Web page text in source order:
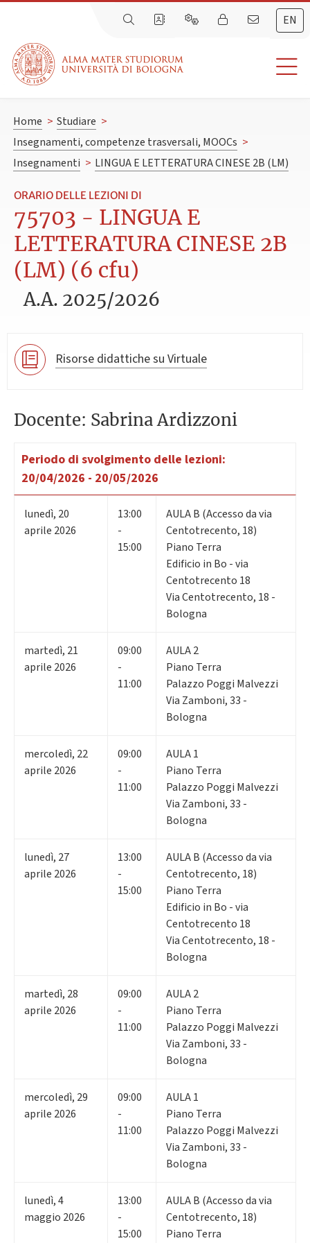
EN
Home > Studiare >
Insegnamenti, competenze trasversali, MOOCs >
Insegnamenti > LINGUA E LETTERATURA CINESE 2B (LM)
ORARIO DELLE LEZIONI DI
75703 - LINGUA E
LETTERATURA CINESE 2B
(LM) (6 cfu)
A.A. 2025/2026
Risorse didattiche su Virtuale
Docente: Sabrina Ardizzoni
Periodo di svolgimento delle lezioni:
20/04/2026 - 20/05/2026
lunedì, 20
aprile 2026
13:00
-
15:00
AULA B (Accesso da via
Centotrecento, 18)
Piano Terra
Edificio in Bo - via
Centotrecento 18
Via Centotrecento, 18 -
Bologna
martedì, 21
aprile 2026
09:00
-
11:00
AULA 2
Piano Terra
Palazzo Poggi Malvezzi
Via Zamboni, 33 -
Bologna
mercoledì, 22
aprile 2026
09:00
-
11:00
AULA 1
Piano Terra
Palazzo Poggi Malvezzi
Via Zamboni, 33 -
Bologna
lunedì, 27
aprile 2026
13:00
-
15:00
AULA B (Accesso da via
Centotrecento, 18)
Piano Terra
Edificio in Bo - via
Centotrecento 18
Via Centotrecento, 18 -
Bologna
martedì, 28
aprile 2026
09:00
-
11:00
AULA 2
Piano Terra
Palazzo Poggi Malvezzi
Via Zamboni, 33 -
Bologna
mercoledì, 29
aprile 2026
09:00
-
11:00
AULA 1
Piano Terra
Palazzo Poggi Malvezzi
Via Zamboni, 33 -
Bologna
lunedì,4
maggio 2026
13:00
-
15:00
AULA B (Accesso da via
Centotrecento, 18)
Piano Terra